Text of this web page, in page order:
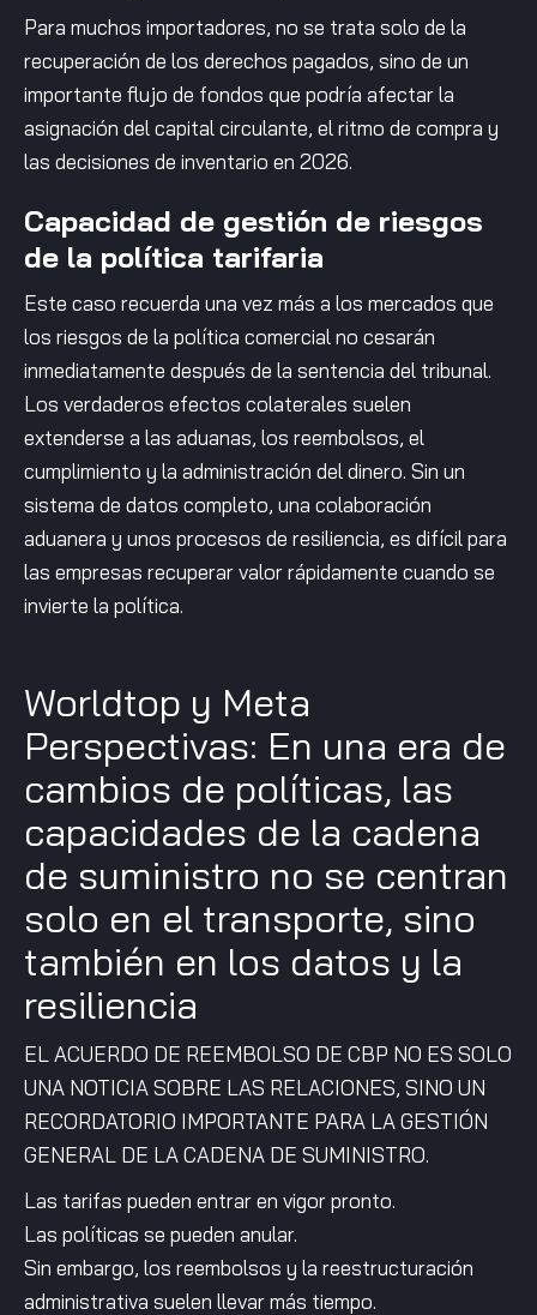
Para muchos importadores, no se trata solo de la
recuperación de los derechos pagados, sino de un
importante flujo de fondos que podría afectar la
asignación del capital circulante, el ritmo de compra y
las decisiones de inventario en 2026.
Capacidad de gestión de riesgos
de la política tarifaria
Este caso recuerda una vez más a los mercados que
los riesgos de la política comercial no cesarán
inmediatamente después de la sentencia del tribunal.
Los verdaderos efectos colaterales suelen
extenderse a las aduanas, los reembolsos, el
cumplimiento y la administración del dinero. Sin un
sistema de datos completo, una colaboración
aduanera y unos procesos de resiliencia, es difícil para
las empresas recuperar valor rápidamente cuando se
invierte la política.
Worldtop y Meta
Perspectivas: En una era de
cambios de políticas, las
capacidades de la cadena
de suministro no se centran
solo en el transporte, sino
también en los datos y la
resiliencia
EL ACUERDO DE REEMBOLSO DE CBP NO ES SOLO
UNA NOTICIA SOBRE LAS RELACIONES, SINO UN
RECORDATORIO IMPORTANTE PARA LA GESTIÓN
GENERAL DE LA CADENA DE SUMINISTRO.
Las tarifas pueden entrar en vigor pronto.
Las políticas se pueden anular.
Sin embargo, los reembolsos y la reestructuración
administrativa suelen llevar más tiempo.